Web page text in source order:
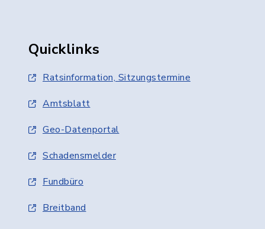
Quicklinks
Ratsinformation, Sitzungstermine
Amtsblatt
Geo-Datenportal
Schadensmelder
Fundbüro
Breitband